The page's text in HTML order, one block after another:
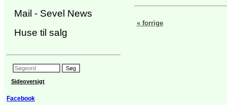
Mail - Sevel News
Huse til salg
Sideoversigt
Facebook
« forrige